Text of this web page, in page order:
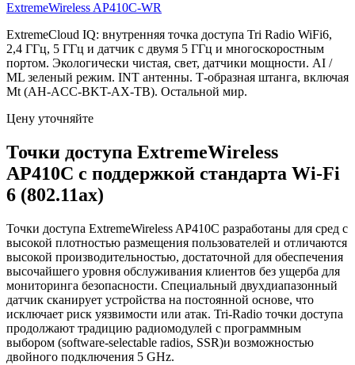
ExtremeWirelessAP410C-WR
ExtremeCloud IQ: внутренняя точка доступа Tri Radio WiFi6,
2,4 ГГц, 5 ГГц и датчик с двумя 5 ГГц и многоскоростным
портом. Экологически чистая, свет, датчики мощности. AI /
ML зеленый режим. INT антенны. Т-образная штанга, включая
Mt (AH-ACC-BKT-AX-TB). Остальной мир.
Цену уточняйте
Точки доступа ExtremeWireless
AP410C с поддержкой стандарта Wi-Fi
6 (802.11ax)
Точки доступа ExtremeWireless AP410C разработаны для сред с
высокой плотностью размещения пользователей и отличаются
высокой производительностью, достаточной для обеспечения
высочайшего уровня обслуживания клиентов без ущерба для
мониторинга безопасности. Специальный двухдиапазонный
датчик сканирует устройства на постоянной основе, что
исключает риск уязвимости или атак. Tri-Radio точки доступа
продолжают традицию радиомодулей с программным
выбором (software-selectable radios, SSR)и возможностью
двойного подключения 5 GHz.